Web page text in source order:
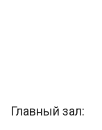
Главный зал: